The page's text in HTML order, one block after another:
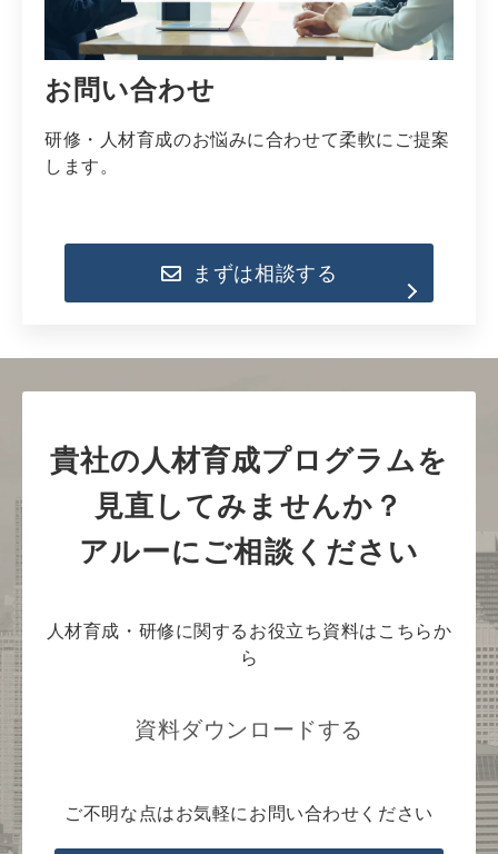
お問い合わせ
研修・人材育成のお悩みに合わせて柔軟にご提案
します。
まずは相談する
貴社の人材育成プログラムを
見直してみませんか？
アルーにご相談ください
人材育成・研修に関するお役立ち資料はこちらか
ら
資料ダウンロードする
ご不明な点はお気軽にお問い合わせください